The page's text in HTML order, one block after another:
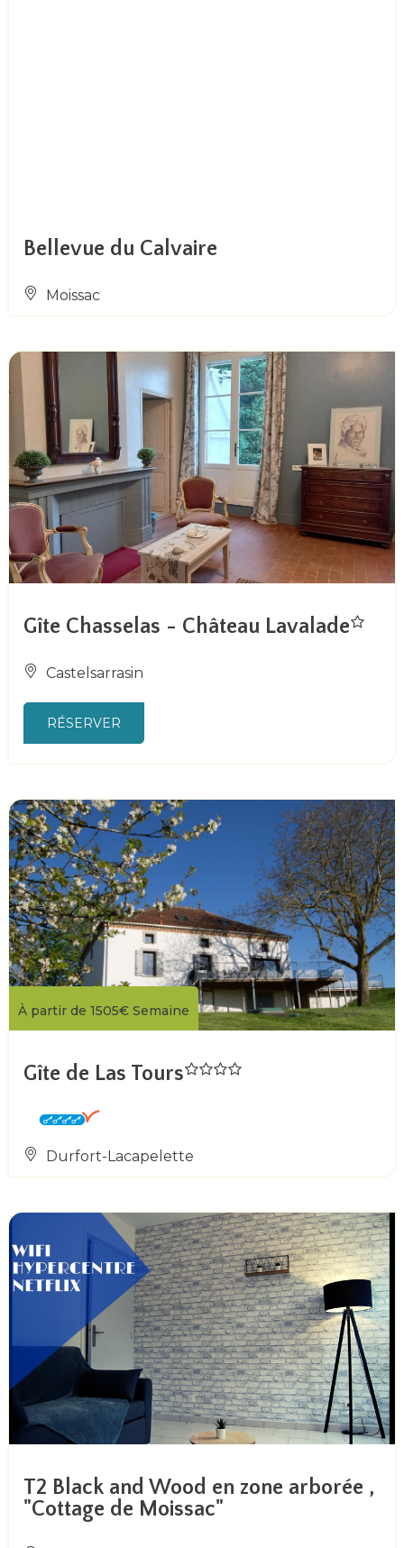
Bellevue du Calvaire
Moissac
Gîte Chasselas - Château Lavalade
Castelsarrasin
RÉSERVER
À partir de 1505€ Semaine
Gîte de Las Tours
Durfort-Lacapelette
T2 Black and Wood en zone arborée ,
"Cottage de Moissac"